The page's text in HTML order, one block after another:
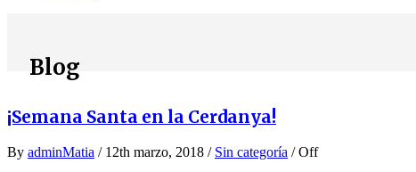
Blog
¡Semana Santa en la Cerdanya!
By adminMatia / 12th marzo, 2018 / Sin categoría /Off